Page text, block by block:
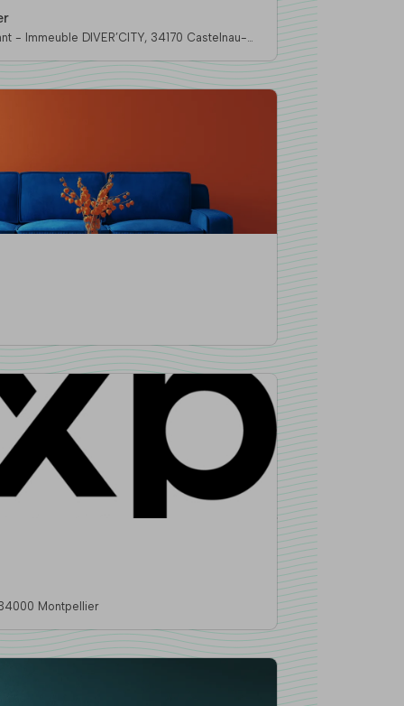
DIVER’CITY, 34170 Castelnau-
Place Ernest Granier, 34000 Montpellier